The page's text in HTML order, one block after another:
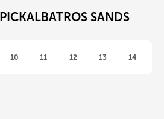
SANDS
10 11 12 13 14